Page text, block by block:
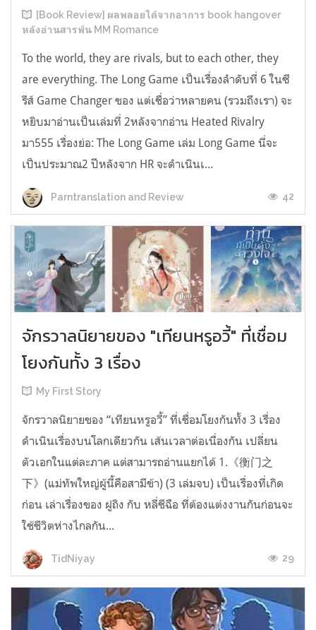
[Book Review] ผลพลอยได้จากอาการ book hangover
หลังอ่านสารพัน MM Romance
To the world, they are rivals, but to each other, they
are everything. The Long Game เป็นเรื่องลำดับที่ 6 ในซี
รีส์ Game Changer ของ แต่เชื่อว่าหลายคน (รวมถึงเรา) จะ
หยิบมาอ่านเป็นเล่มที่ 2หลังจากอ่าน Heated Rivalry
มา555 เรื่องย่อ: The Long Game เล่ม Long Game นี่จะ
เป็นประมาณ2 ปีหลังจาก HR จะดำเนินเ...
Parntranslation and Review 42
จักรวาลนิยายของ "เทียนหรูอวี้" ที่เชื่อม
โยงกันทั้ง 3 เรื่อง
My First Story
จักรวาลนิยายของ “เทียนหรูอวี้” ที่เชื่อมโยงกันทั้ง 3 เรื่อง
ดำเนินเรื่องบนโลกเดียวกัน เส้นเวลาต่อเนื่องกัน เปลี่ยน
ตัวเอกในแต่ละภาค แต่สามารถอ่านแยกได้ 1.《衡门之
下》(แม่ทัพใหญ่ผู้นี้คือสามีข้า) (3 เล่มจบ) เป็นเรื่องที่เกิด
ก่อน เล่าเรื่องของ ฝูถิง กับ หลี่ชีฉือ ที่ต้องแต่งงานกันก่อนจะ
ใช้ชีวิตห่างไกลกัน...
TidNiyay 29